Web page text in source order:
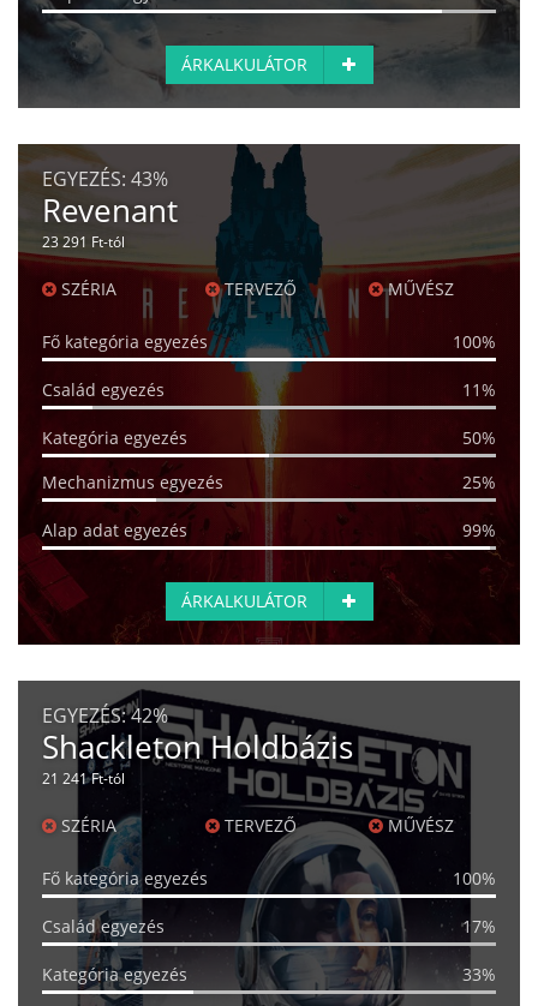
ÁRKALKULÁTOR
EGYEZÉS: 43%
Revenant
23 291 Ft-tól
SZÉRIA TERVEZŐ MŰVÉSZ
Fő kategória egyezés 100%
Család egyezés 11%
Kategória egyezés
50%
Mechanizmus egyezés
25%
Alap adat egyezés 99%
ÁRKALKULÁTOR
EGYEZÉS:42%
Shackleton Holdbázis
21 241 Ft-tól
SZÉRIA TERVEZŐ MŰVÉSZ
Fő kategória egyezés 100%
Család egyezés 17%
Kategória egyezés
33%